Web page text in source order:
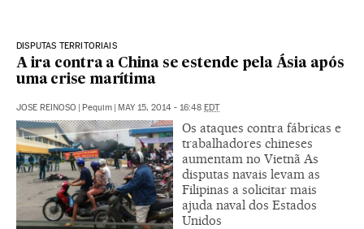
DISPUTAS TERRITORIAIS
A ira contra a China se estende pela Ásia após
uma crise marítima
JOSE REINOSO | Pequim | MAY 15, 2014 - 16:48 EDT
Os ataques contra fábricas e
trabalhadores chineses
aumentam no Vietnã As
disputas navais levam as
Filipinas a solicitar mais
ajuda naval dos Estados
Unidos